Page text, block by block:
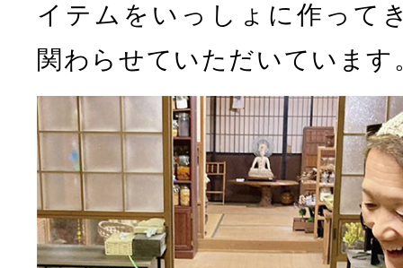
イテムをいっしょに作って
関わらせていただいています